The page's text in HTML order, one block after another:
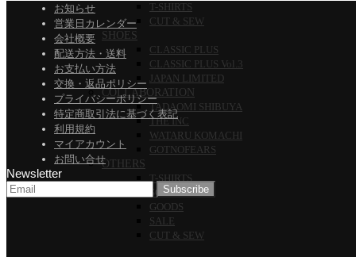
T-SHIRTS
CUT & SEW
SHOES
CLASSIC PLUS
CLASSIC PLUS Vol.3
JAPAN LIMITED
COLLABORATION
TADAOMI SHIBUYA
THE INC
WATARU KOMACHI
GOTNOFEARS
OTHERS
T-SHIRTS
SOCKS
GOODS
SALE
CUT & SEW
お知らせ
営業日カレンダー
会社概要
配送方法・送料
お支払い方法
交換・返品ポリシー
プライバシーポリシー
特定商取引法に基づく表記
利用規約
マイアカウント
お問い合せ
Newsletter